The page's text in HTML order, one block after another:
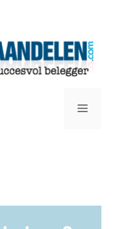
Menu